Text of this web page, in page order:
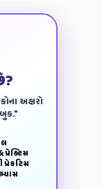
અક્ષરો
પ્રેકટિસ